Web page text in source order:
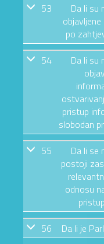
53
Da li su
po
54
Da li su
pristup
slobodan
55
Da li se
postoji
odnosu
56 Da li je